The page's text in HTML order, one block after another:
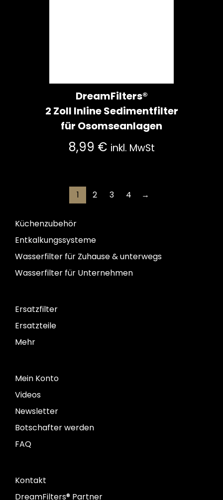
DreamFilters®
2 Zoll Inline Sedimentfilter
für Osomseanlagen
8,99 € inkl. MwSt
1 2 3 4 →
Küchenzubehör
Entkalkungssysteme
Wasserfilter für Zuhause & unterwegs
Wasserfilter für Unternehmen
Ersatzfilter
Ersatzteile
Mehr
Mein Konto
Videos
Newsletter
Botschafter werden
FAQ
Kontakt
DreamFilters® Partner